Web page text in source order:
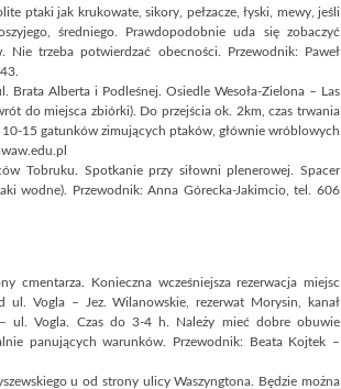
ptaki jak krukowate, sikory, pełzacze, łyski, mewy, jeśli
średniego. Prawdopodobnie uda się zobaczyć
Nie trzeba potwierdzać obecności. Przewodnik: Paweł
Brata Alberta i Podleśnej. Osiedle Wesoła-Zielona – Las
do miejsca zbiórki). Do przejścia ok. 2km, czas trwania
15 gatunków zimujących ptaków, głównie wróblowych
Tobruku. Spotkanie przy siłowni plenerowej. Spacer
wodne). Przewodnik: Anna Górecka-Jakimcio, tel. 606
cmentarza. Konieczna wcześniejsza rezerwacja miejsc
ul. Vogla – Jez. Wilanowskie, rezerwat Morysin, kanał
ul. Vogla. Czas do 3-4 h. Należy mieć dobre obuwie
panujących warunków. Przewodnik: Beata Kojtek –
u od strony ulicy Waszyngtona. Będzie można